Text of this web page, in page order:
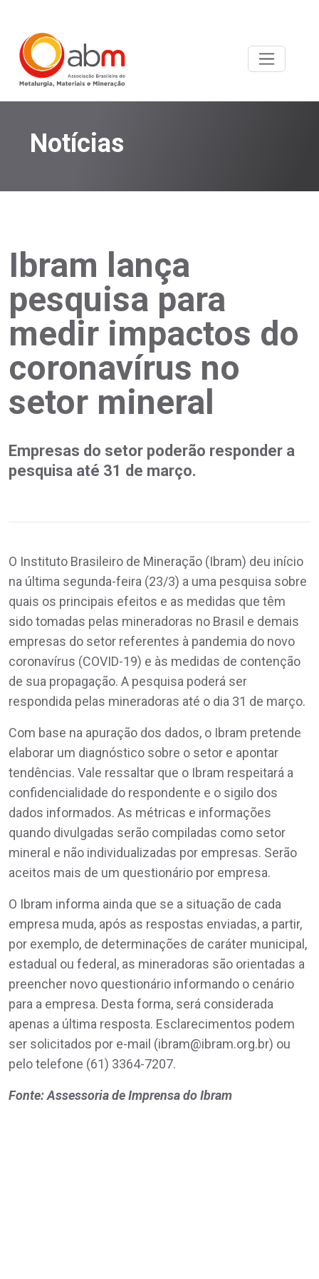
Notícias
Ibram lança
pesquisa para
medir impactos do
coronavírus no
setor mineral
Empresas do setor poderão responder a
pesquisa até 31 de março.
O Instituto Brasileiro de Mineração (Ibram) deu início
na última segunda-feira (23/3) a uma pesquisa sobre
quais os principais efeitos e as medidas que têm
sido tomadas pelas mineradoras no Brasil e demais
empresas do setor referentes à pandemia do novo
coronavírus (COVID-19) e às medidas de contenção
de sua propagação. A pesquisa poderá ser
respondida pelas mineradoras até o dia 31 de março.
Com base na apuração dos dados, o Ibram pretende
elaborar um diagnóstico sobre o setor e apontar
tendências. Vale ressaltar que o Ibram respeitará a
confidencialidade do respondente e o sigilo dos
dados informados. As métricas e informações
quando divulgadas serão compiladas como setor
mineral e não individualizadas por empresas. Serão
aceitos mais de um questionário por empresa.
O Ibram informa ainda que se a situação de cada
empresa muda, após as respostas enviadas, a partir,
por exemplo, de determinações de caráter municipal,
estadual ou federal, as mineradoras são orientadas a
preencher novo questionário informando o cenário
para a empresa. Desta forma, será considerada
apenas a última resposta. Esclarecimentos podem
ser solicitados por e-mail (ibram@ibram.org.br) ou
pelo telefone (61) 3364-7207.
Fonte: Assessoria de Imprensa do Ibram